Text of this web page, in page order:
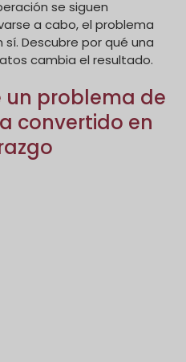
se siguen
a cabo, el problema
Descubre por qué una
cambia el resultado.
un problema de
convertido en